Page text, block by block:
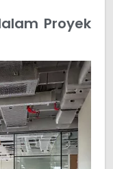
Proyek